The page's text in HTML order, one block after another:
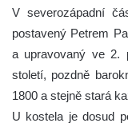
V severozápadní
postavený Petrem
a upravovaný ve 2.
století, pozdně
1800 a stejně stará
U kostela je dosud